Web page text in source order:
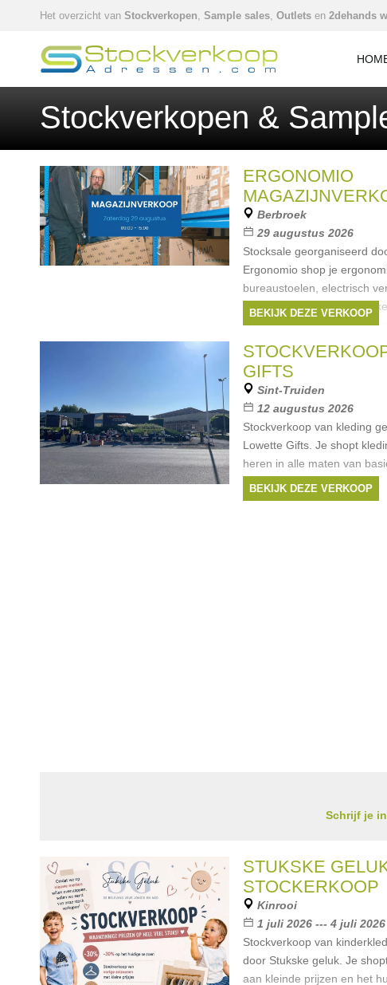
Het overzicht van Stockverkopen, Sample sales, Outlets en 2dehands
Stockverkopen &
ERGONOMIO
Berbroek
29 augustus 2026
Stocksale georganiseerd
Ergonomio shop je
bureaustoelen, electrisch
en accessoires. Dit van
HÅG, RH en Interstuhl en
BEKIJK DEZE VERKOOP
GIFTS
Sint-Truiden
12 augustus 2026
Stockverkoop van kleding
Lowette Gifts. Je shopt
heren in alle maten van
aan outletprijzen.
BEKIJK DEZE VERKOOP
Schrijf je
STUKSKE
STOCKERKOOP
Kinrooi
1 juli 2026 --- 4 juli 2026
Stockverkoop van
door Stukske geluk. Je
aan kleinde prijzen en het